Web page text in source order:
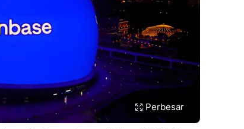
Perbesar